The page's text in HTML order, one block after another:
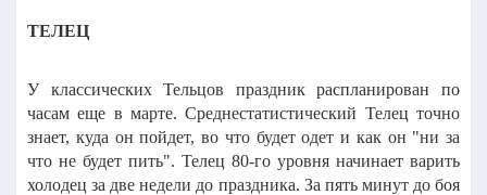
ТЕЛЕЦ
У классических Тельцов праздник распланирован по
часам еще в марте. Среднестатистический Телец точно
знает, куда он пойдет, во что будет одет и как он "ни за
что не будет пить". Телец 80-го уровня начинает варить
холодец за две недели до праздника. За пять минут до боя